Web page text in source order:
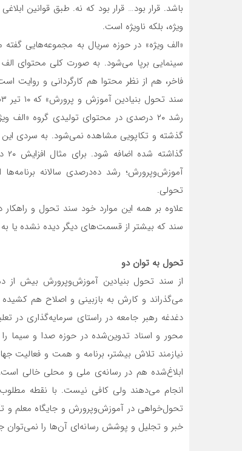
باشد. قرار بود… قرار بود که نه. طبق قوانین
ویژه، بلکه ناویژه است.
«الف ویژه» در حوزه سریال به مجموعه‌هایی
سینمایی برپا می‌شود. به صورت کلی محتوای الف
فاخر، هم از نظر محتوا هم کارگردانی و روایت
رشد ۲۰ درصدی در محتوای تولیدی گروه
گذشته و تکاپویی مشاهده نمی‌شود. به سردی این
تحولی.
علاوه بر همه این موارد خود سند تحول و
سند که بیشتر از قسمت‌های دیگر دیده نشده یا به
تحول به توان دو
از سند تحول بنیادین آموزش‌وپرورش بیش از
می‌گذراند و کارش به بازبینی و اصلاح هم
دغدغه رهبر جامعه در راستای سرمایه‌گذاری در
محور و اسناد تدوین‌شده در حوزه صدا و سیما
نیازمند تلاش بیشتر، برنامه و همت و فعالیت
ابلاغ‌شده هم در رسانه‌ی ملی و محلی خالی
انجام می‌دهند ولی کافی نیست. با نقطه
خبر و تجلیل و پوشش رسانه‌ای آ‌ن‌ها را نمی‌توان